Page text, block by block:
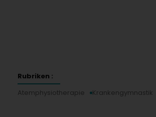
Rubriken :
Atemphysiotherapie
Krankengymnastik